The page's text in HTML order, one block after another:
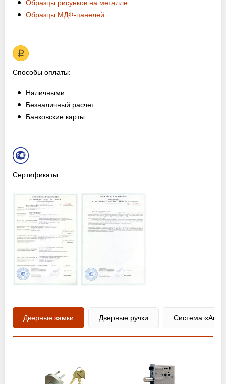
Образцы рисунков на металле
Образцы МДФ-панелей
Способы оплаты:
Наличными
Безналичный расчет
Банковские карты
Сертификаты:
Дверные замки Дверные ручки Система